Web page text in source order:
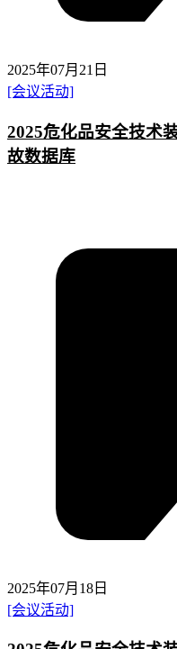
2025年07月21日
[会议活动]
2025危化品安全技术
故数据库
2025年07月18日
[会议活动]